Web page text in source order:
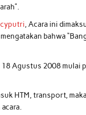
, Acara ini
bahwa
Agustus 2008
HTM, transport,